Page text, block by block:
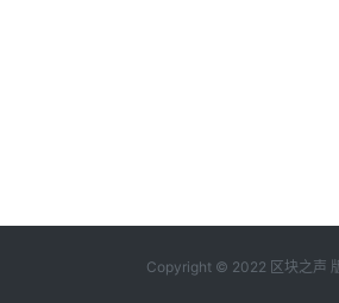
Copyright © 2022 区块之声